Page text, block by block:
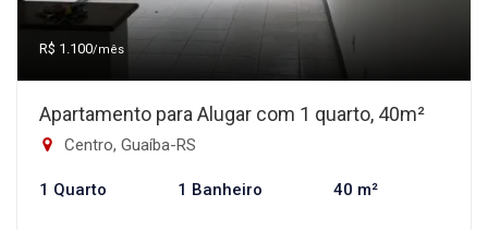
R$ 1.100/mês
Apartamento para Alugar com 1 quarto, 40m²
Centro, Guaíba-RS
1 Quarto 1 Banheiro 40 m²